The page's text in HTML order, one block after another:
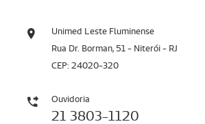
Unimed Leste Fluminense
Rua Dr. Borman, 51 - Niterói - RJ
CEP: 24020-320
Ouvidoria
21 3803-1120